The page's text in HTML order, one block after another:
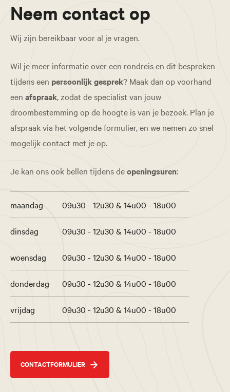
Neem contact op
Wij zijn bereikbaar voor al je vragen.
Wil je meer informatie over een rondreis en dit bespreken
tijdens een persoonlijk gesprek? Maak dan op voorhand
een afspraak, zodat de specialist van jouw
droombestemming op de hoogte is van je bezoek. Plan je
afspraak via het volgende formulier, en we nemen zo snel
mogelijk contact met je op.
Je kan ons ook bellen tijdens deopeningsuren:
maandag 09u30 - 12u30 & 14u00 - 18u00
dinsdag 09u30 - 12u30 & 14u00 - 18u00
woensdag 09u30 - 12u30 & 14u00 - 18u00
donderdag 09u30 - 12u30 & 14u00 - 18u00
vrijdag 09u30 - 12u30 & 14u00 - 18u00
CONTACTFORMULIER